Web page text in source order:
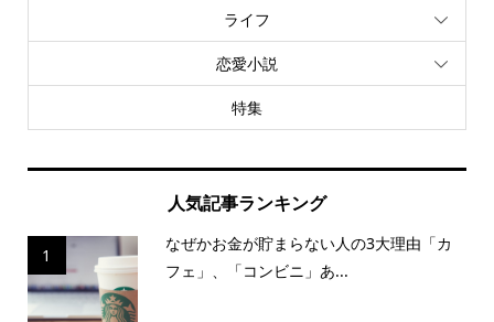
ライフ
恋愛小説
特集
人気記事ランキング
1
なぜかお金が貯まらない人の3大理由「カ
フェ」、「コンビニ」あ...